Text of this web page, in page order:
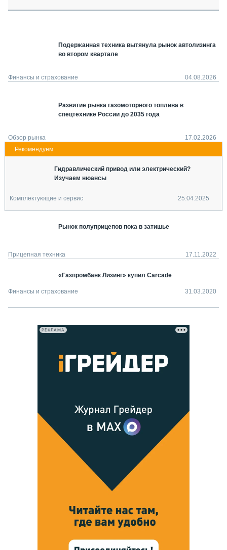
СТАТЬИ ПО КАТЕГОРИЯМ ТЕХНИКИ
Подержанная техника вытянула рынок автолизинга
во втором квартале
Финансы и страхование 04.08.2026
Развитие рынка газомоторного топлива в
спецтехнике России до 2035 года
Обзор рынка 17.02.2026
Гидравлический привод или электрический?
Изучаем нюансы
Комплектующие и сервис 25.04.2025
Рынок полуприцепов пока в затишье
Прицепная техника 17.11.2022
«Газпромбанк Лизинг» купил Carcade
Финансы и страхование 31.03.2020
РЕКЛАМА